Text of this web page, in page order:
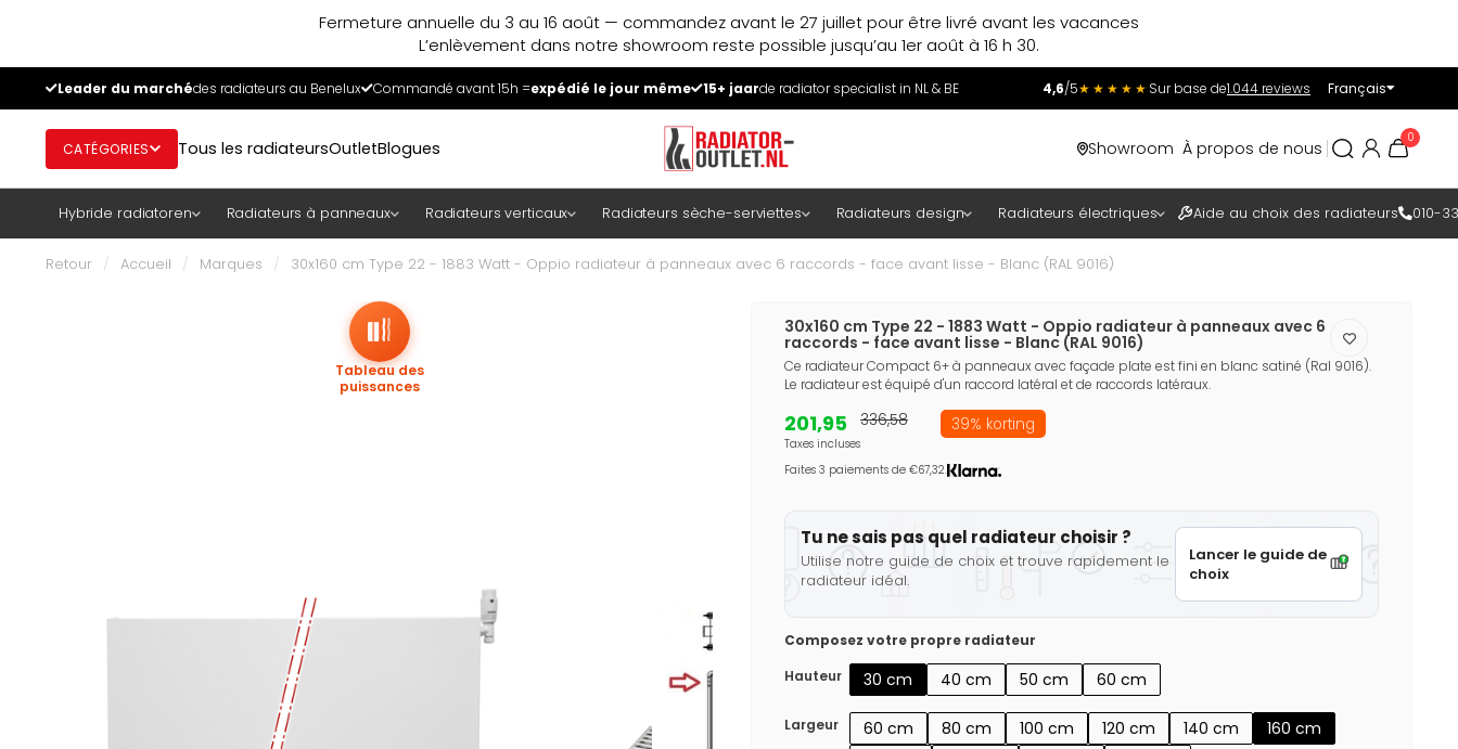
Fermeture annuelle du 3 au 16 août — commandez avant le 27 juillet pour être livré avant les vacances
L’enlèvement dans notre showroom reste possible jusqu’au 1er août à 16 h 30.
Leader du marchédes radiateurs au Benelux Commandé avant 15h =expédié le jour même 15+ jaarde radiator specialist in NL & BE 4,6/5★★★★★ Sur base de1.044 reviews Français
CATÉGORIES Tous les radiateursOutletBlogues Showroom À propos de nous
0
Hybride radiatoren Radiateurs à panneaux Radiateurs verticaux Radiateurs sèche-serviettes Radiateurs design Radiateurs électriques Aide au choix des radiateurs 010-
Retour / Accueil / Marques / 30x160 cm Type 22 - 1883 Watt - Oppio radiateur à panneaux avec 6 raccords - face avant lisse - Blanc (RAL 9016)
Tableau des
puissances
30x160 cm Type 22 - 1883 Watt - Oppio radiateur à panneaux avec 6
raccords - face avant lisse - Blanc (RAL 9016)
Ce radiateur Compact 6+ à panneaux avec façade plate est fini en blanc satiné (Ral 9016).
Le radiateur est équipé d'un raccord latéral et de raccords latéraux.
201,95
Taxes incluses
336,58 39% korting
Faites 3 paiements de €67,32.
Tu ne sais pas quel radiateur choisir ?
Utilise notre guide de choix et trouve rapidement le
radiateur idéal.
Lancer le guide de
choix
Composez votre propre radiateur
Hauteur
30 cm 40 cm 50 cm 60 cm
Largeur 60 cm 80 cm 100 cm 120 cm 140 cm
160 cm